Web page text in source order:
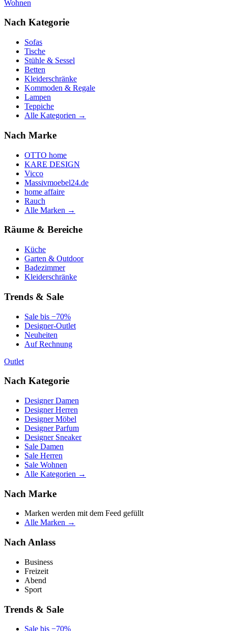
Wohnen
Nach Kategorie
Sofas
Tische
Stühle & Sessel
Betten
Kleiderschränke
Kommoden & Regale
Lampen
Teppiche
Alle Kategorien →
Nach Marke
OTTO home
KARE DESIGN
Vicco
Massivmoebel24.de
home affaire
Rauch
Alle Marken →
Räume & Bereiche
Küche
Garten & Outdoor
Badezimmer
Kleiderschränke
Trends & Sale
Sale bis −70%
Designer-Outlet
Neuheiten
Auf Rechnung
Outlet
Nach Kategorie
Designer Damen
Designer Herren
Designer Möbel
Designer Parfum
Designer Sneaker
Sale Damen
Sale Herren
Sale Wohnen
Alle Kategorien →
Nach Marke
Marken werden mit dem Feed gefüllt
Alle Marken →
Nach Anlass
Business
Freizeit
Abend
Sport
Trends & Sale
Sale bis −70%